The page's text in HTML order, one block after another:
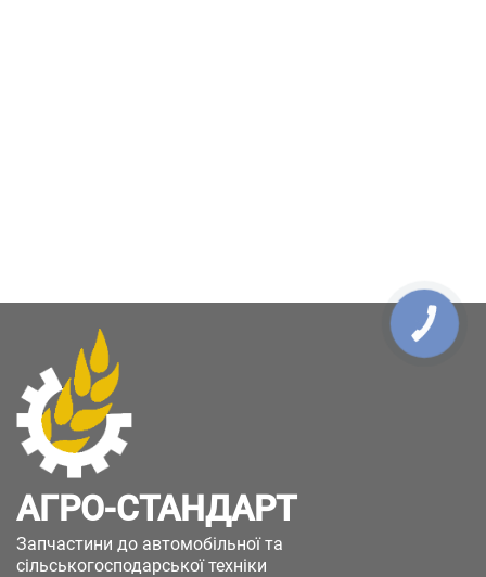
АГРО-СТАНДАРТ
Запчастини до автомобільної та
сільськогосподарської техніки
КНОПКА
ЗВ'ЯЗКУ